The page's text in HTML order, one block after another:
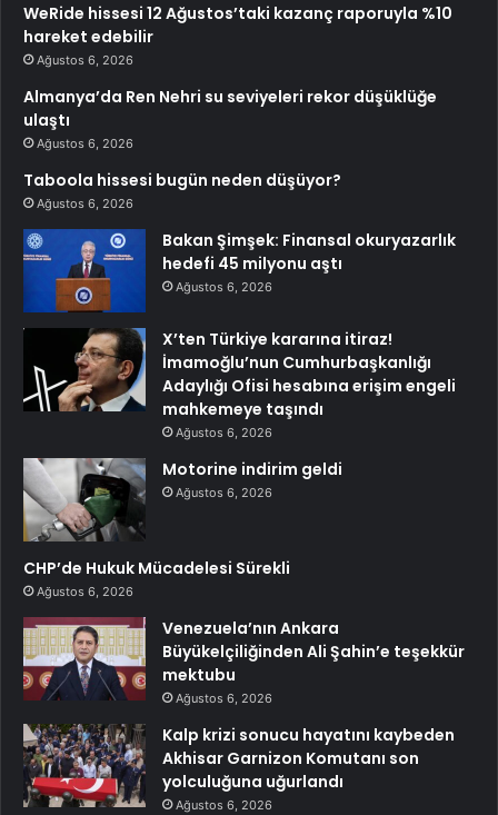
WeRide hissesi 12 Ağustos’taki kazanç raporuyla %10
hareket edebilir
Ağustos 6, 2026
Almanya’da Ren Nehri su seviyeleri rekor düşüklüğe
ulaştı
Ağustos 6, 2026
Taboola hissesi bugün neden düşüyor?
Ağustos 6, 2026
Bakan Şimşek: Finansal okuryazarlık
hedefi 45 milyonu aştı
Ağustos 6, 2026
X’ten Türkiye kararına itiraz!
İmamoğlu’nun Cumhurbaşkanlığı
Adaylığı Ofisi hesabına erişim engeli
mahkemeye taşındı
Ağustos 6, 2026
Motorine indirim geldi
Ağustos 6, 2026
CHP’de Hukuk Mücadelesi Sürekli
Ağustos 6, 2026
Venezuela’nın Ankara
Büyükelçiliğinden Ali Şahin’e teşekkür
mektubu
Ağustos 6, 2026
Kalp krizi sonucu hayatını kaybeden
Akhisar Garnizon Komutanı son
yolculuğuna uğurlandı
Ağustos 6, 2026